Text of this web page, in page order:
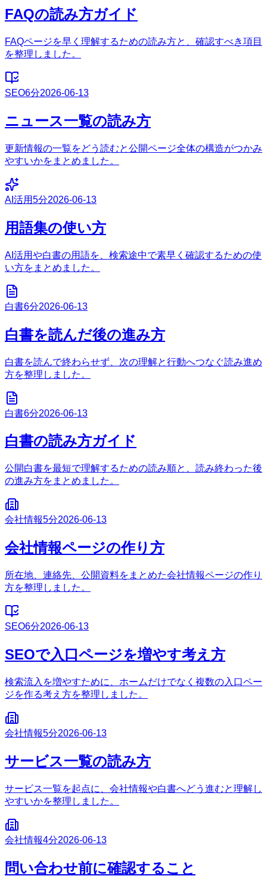
FAQの読み方ガイド
FAQページを早く理解するための読み方と、確認すべき項目
を整理しました。
SEO6分2026-06-13
ニュース一覧の読み方
更新情報の一覧をどう読むと公開ページ全体の構造がつかみ
やすいかをまとめました。
AI活用5分2026-06-13
用語集の使い方
AI活用や白書の用語を、検索途中で素早く確認するための使
い方をまとめました。
白書6分2026-06-13
白書を読んだ後の進み方
白書を読んで終わらせず、次の理解と行動へつなぐ読み進め
方を整理しました。
白書6分2026-06-13
白書の読み方ガイド
公開白書を最短で理解するための読み順と、読み終わった後
の進み方をまとめました。
会社情報5分2026-06-13
会社情報ページの作り方
所在地、連絡先、公開資料をまとめた会社情報ページの作り
方を整理しました。
SEO6分2026-06-13
SEOで入口ページを増やす考え方
検索流入を増やすために、ホームだけでなく複数の入口ペー
ジを作る考え方を整理しました。
会社情報5分2026-06-13
サービス一覧の読み方
サービス一覧を起点に、会社情報や白書へどう進むと理解し
やすいかを整理しました。
会社情報4分2026-06-13
問い合わせ前に確認すること